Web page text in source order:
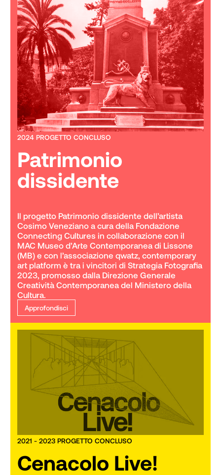
2024 PROGETTO CONCLUSO
Patrimonio
dissidente
Il progetto Patrimonio dissidente dell’artista
Cosimo Veneziano a cura della Fondazione
Connecting Cultures in collaborazione con il
MAC Museo d’Arte Contemporanea di Lissone
(MB) e con l’associazione qwatz, contemporary
art platform è tra i vincitori di Strategia Fotografia
2023, promosso dalla Direzione Generale
Creatività Contemporanea del Ministero della
Cultura.
Approfondisci
2021 - 2023 PROGETTO CONCLUSO
Cenacolo Live!